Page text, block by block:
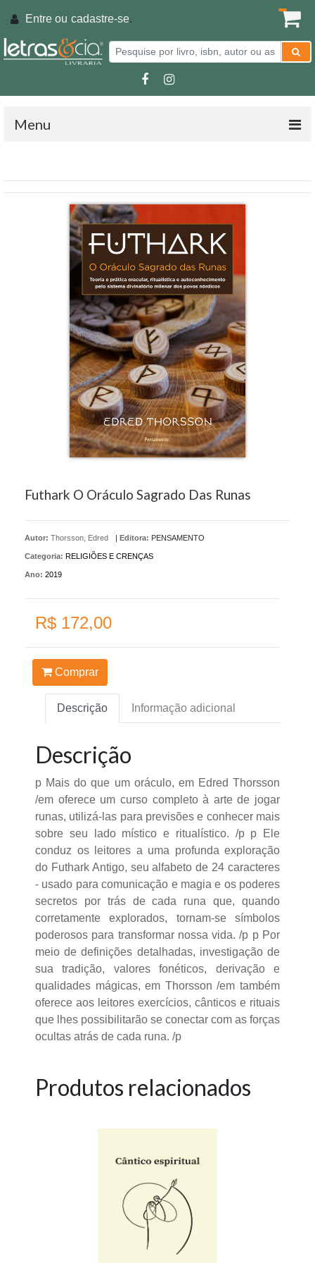
Entre ou cadastre-se.
Menu
Futhark O Oráculo Sagrado Das Runas
Autor: Thorsson, Edred | Editora: PENSAMENTO
Categoria: RELIGIÕES E CRENÇAS
Ano: 2019
R$ 172,00
Comprar
Descrição Informação adicional
Descrição
p Mais do que um oráculo, em Edred Thorsson
/em oferece um curso completo à arte de jogar
runas, utilizá-las para previsões e conhecer mais
sobre seu lado místico e ritualístico. /p p Ele
conduz os leitores a uma profunda exploração
do Futhark Antigo, seu alfabeto de 24 caracteres
- usado para comunicação e magia e os poderes
secretos por trás de cada runa que, quando
corretamente explorados, tornam-se símbolos
poderosos para transformar nossa vida. /p p Por
meio de definições detalhadas, investigação de
sua tradição, valores fonéticos, derivação e
qualidades mágicas, em Thorsson /em também
oferece aos leitores exercícios, cânticos e rituais
que lhes possibilitarão se conectar com as forças
ocultas atrás de cada runa. /p
Produtos relacionados